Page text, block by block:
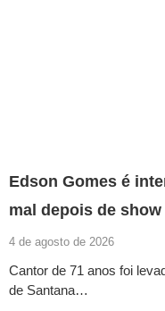
Edson Gomes é
mal depois de show
4 de agosto de 2026
Cantor de 71 anos foi
de Santana…